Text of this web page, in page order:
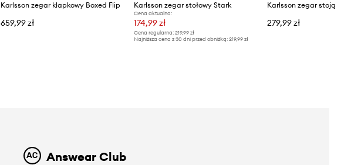
Karlsson zegar klapkowy Boxed Flip
659,99 zł
Karlsson zegar stołowy Stark
Cena aktualna:
174,99 zł
Cena regularna:219,99 zł
Najniższa cena z 30 dni przed obniżką:219,99 zł
Karlsson zegar stojący
279,99 zł
Answear Club